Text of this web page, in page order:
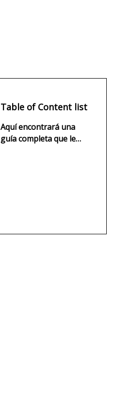
Table of Content list
Aquí encontrará una
guía completa que le